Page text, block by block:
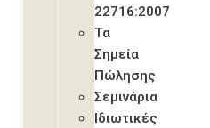
22716:2007
Τα
Σημεία
Πώλησης
Σεμινάρια
Ιδιωτικές